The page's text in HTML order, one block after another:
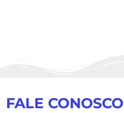
FALE CONOSCO